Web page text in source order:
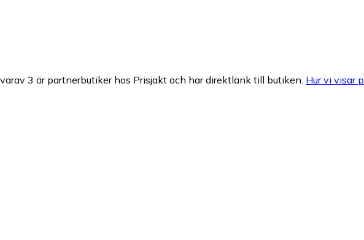
3 är partnerbutiker hos Prisjakt och har direktlänk till butiken. Hur vi visar